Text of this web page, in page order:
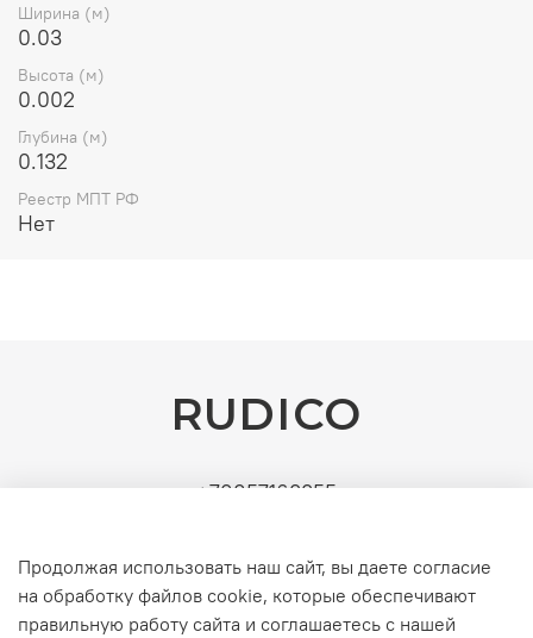
Ширина (м)
0.03
Высота (м)
0.002
Глубина (м)
0.132
Реестр МПТ РФ
Нет
+79857163355
УСН (без НДС). Официальные b2b-поставки
серверного и инженерного оборудования
RUDICO
Продолжая использовать наш сайт, вы даете согласие
на обработку файлов cookie, которые обеспечивают
правильную работу сайта и соглашаетесь с нашей